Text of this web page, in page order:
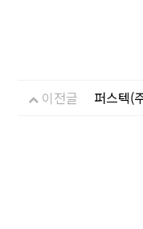
이전글 퍼스텍(